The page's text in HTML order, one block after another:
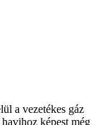
a vezetékes gáz
képest még